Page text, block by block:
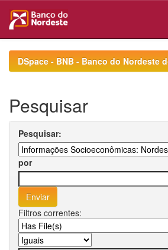
navigationDSpace - BNB - Banco do Nordeste
Pesquisar
Pesquisar:
por
Filtros correntes: